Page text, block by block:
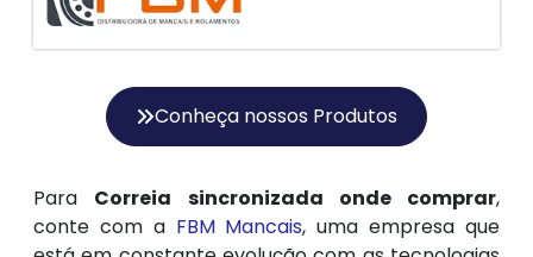
Para Correia sincronizada onde comprar,
conte com a FBM Mancais, uma empresa que
Conheça nossos Produtos